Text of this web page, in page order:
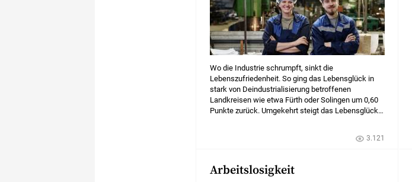
Wo die Industrie schrumpft, sinkt die
Lebenszufriedenheit. So ging das Lebensglück in
stark von Deindustrialisierung betroffenen
Landkreisen wie etwa Fürth oder Solingen um 0,60
Punkte zurück. Umgekehrt steigt das Lebensglück
3.121
Arbeitslosigkeit